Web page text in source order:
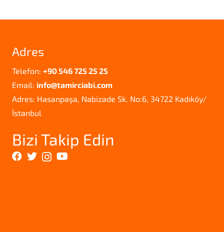
Adres
Telefon: +90 546 725 25 25
Email: info@tamirciabi.com
Adres: Hasanpaşa, Nabizade Sk. No:6, 34722 Kadıköy/
İstanbul
Bizi Takip Edin